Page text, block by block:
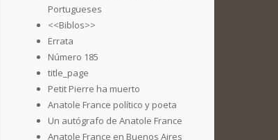
Portugueses
<<Biblos>>
Errata
Número 185
title_page
Petit Pierre ha muerto
Anatole France político y poeta
Un autógrafo de Anatole France
Anatole France en Buenos Aires